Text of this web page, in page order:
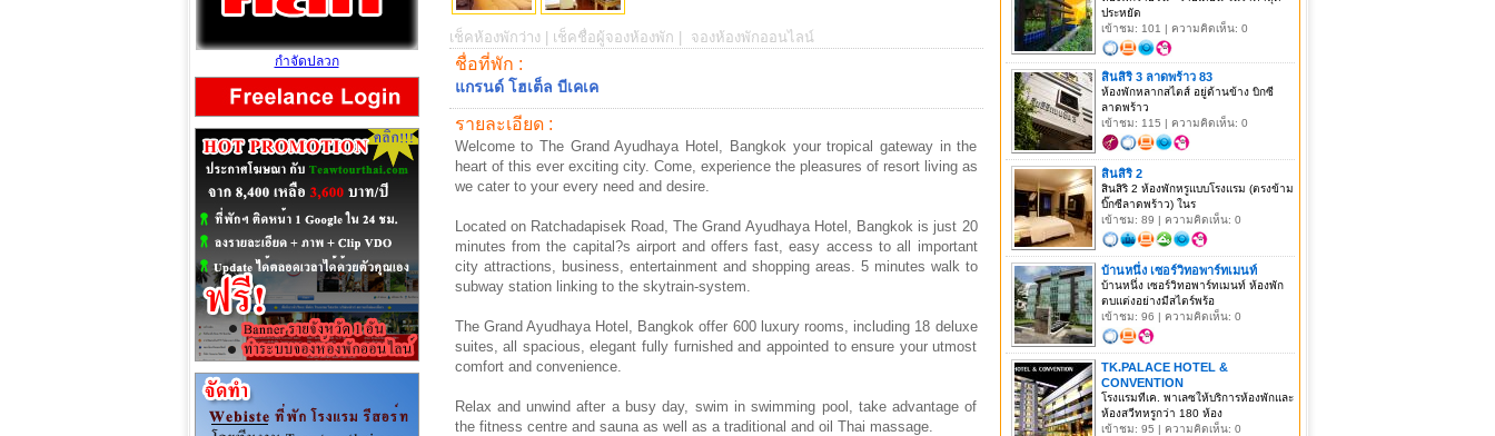
ประหยัด
เข้าชม: 101 | ความคิดเห็น: 0
สินสิริ 3 ลาดพร้าว 83
ห้องพักหลากสไตส์ อยู่ด้านข้าง บิกซี
ลาดพร้าว
เข้าชม: 115 | ความคิดเห็น: 0
สินสิริ 2
สินสิริ 2 ห้องพักหรูแบบโรงแรม (ตรงข้าม
บิ๊กซีลาดพร้าว) ในร
เข้าชม: 89 | ความคิดเห็น: 0
บ้านหนึ่ง เซอร์วิทอพาร์ทเมนท์
บ้านหนึ่ง เซอร์วิทอพาร์ทเมนท์ ห้องพัก
ตบแต่งอย่างมีสไตร์พร้อ
เข้าชม: 96 | ความคิดเห็น: 0
TK.PALACE HOTEL &
CONVENTION
โรงแรมทีเค. พาเลซให้บริการห้องพักและ
ห้องสวีทหรูกว่า 180 ห้อง
เข้าชม: 95 | ความคิดเห็น: 0
เช็คห้องพักว่าง | เช็คชื่อผู้จองห้องพัก | จองห้องพักออนไลน์
ชื่อที่พัก :
แกรนด์ โฮเต็ล บีเคเค
รายละเอียด :
Welcome to The Grand Ayudhaya Hotel, Bangkok your tropical gateway in the
heart of this ever exciting city. Come, experience the pleasures of resort living as
we cater to your every need and desire.
Located on Ratchadapisek Road, The Grand Ayudhaya Hotel, Bangkok is just 20
minutes from the capital?s airport and offers fast, easy access to all important
city attractions, business, entertainment and shopping areas. 5 minutes walk to
subway station linking to the skytrain-system.
The Grand Ayudhaya Hotel, Bangkok offer 600 luxury rooms, including 18 deluxe
suites, all spacious, elegant fully furnished and appointed to ensure your utmost
comfort and convenience.
Relax and unwind after a busy day, swim in swimming pool, take advantage of
the fitness centre and sauna as well as a traditional and oil Thai massage.
กำจัดปลวก